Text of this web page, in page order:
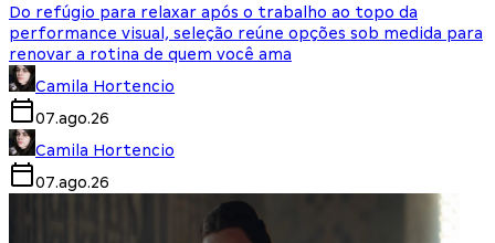
Do refúgio para relaxar após o trabalho ao topo da
performance visual, seleção reúne opções sob medida para
renovar a rotina de quem você ama
Camila Hortencio
07.ago.26
Camila Hortencio
07.ago.26